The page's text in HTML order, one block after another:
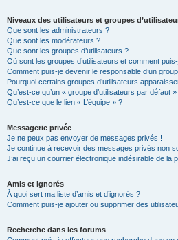
Niveaux des utilisateurs et groupes
Que sont les administrateurs ?
Que sont les modérateurs ?
Que sont les groupes d’utilisateurs ?
Où sont les groupes d’utilisateurs et comment
Comment puis-je devenir le responsable d’un
Pourquoi certains groupes d’utilisateurs
Qu’est-ce qu’un « groupe d’utilisateurs par défaut »
Qu’est-ce que le lien « L’équipe » ?
Messagerie privée
Je ne peux pas envoyer de messages privés !
Je continue à recevoir des messages privés non
J’ai reçu un courrier électronique indésirable de la
Amis et ignorés
À quoi sert ma liste d’amis et d’ignorés ?
Comment puis-je ajouter ou supprimer des
Recherche dans les forums